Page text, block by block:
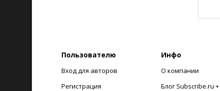
Пользователю
Вход для авторов
Регистрация
Инфо
О компании
Блог Subscribe.ru +